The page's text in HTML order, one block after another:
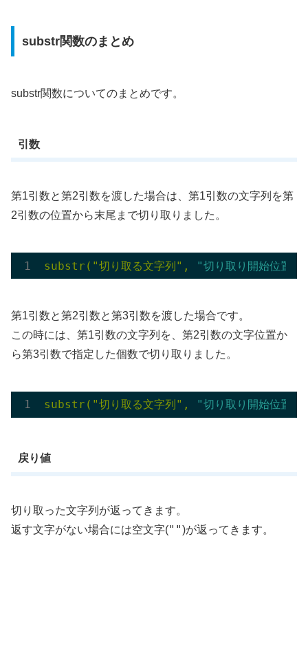
substr関数のまとめ
substr関数についてのまとめです。
引数
第1引数と第2引数を渡した場合は、第1引数の文字列を第
2引数の位置から末尾まで切り取りました。
substr("切り取る文字列", "切り取り開始位置"
第1引数と第2引数と第3引数を渡した場合です。
この時には、第1引数の文字列を、第2引数の文字位置か
ら第3引数で指定した個数で切り取りました。
substr("切り取る文字列", "切り取り開始位置"
戻り値
切り取った文字列が返ってきます。
返す文字がない場合には空文字("")が返ってきます。